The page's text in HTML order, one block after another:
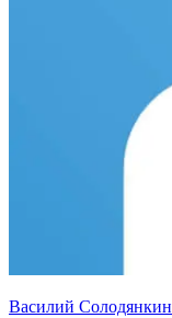
Василий Солодянкин